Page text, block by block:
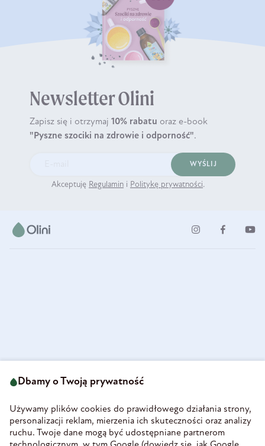
Newsletter Olini
Zapisz się i otrzymaj 10% rabatu oraz e-book
"Pyszne szociki na zdrowie i odporność".
WYŚLIJ
Akceptuję Regulamin i Politykę prywatności.
58-160 Świebodzice
REGON 890213034
INFORMACJE
Dbamy o Twoją prywatność
Używamy plików cookies do prawidłowego działania strony,
personalizacji reklam, mierzenia ich skuteczności oraz analizy
ruchu. Twoje dane mogą być udostępniane partnerom